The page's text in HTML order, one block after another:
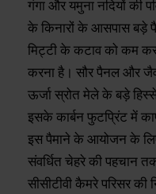
गंगा और यमुना नदियों की
के किनारों के आसपास बड़े
मिट्टी के कटाव को कम
करना है। सौर पैनल और
ऊर्जा स्रोत मेले के बड़े
इसके कार्बन फुटप्रिंट में
इस पैमाने के आयोजन के लिए
संवर्धित चेहरे की पहचान
सीसीटीवी कैमरे परिसर की